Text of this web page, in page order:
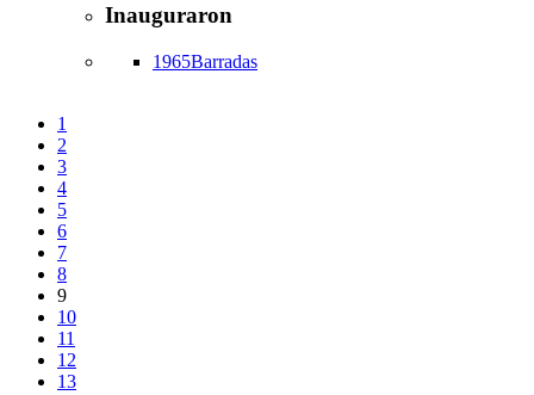
Inauguraron
1965Barradas
1
2
3
4
5
6
7
8
9
10
11
12
13